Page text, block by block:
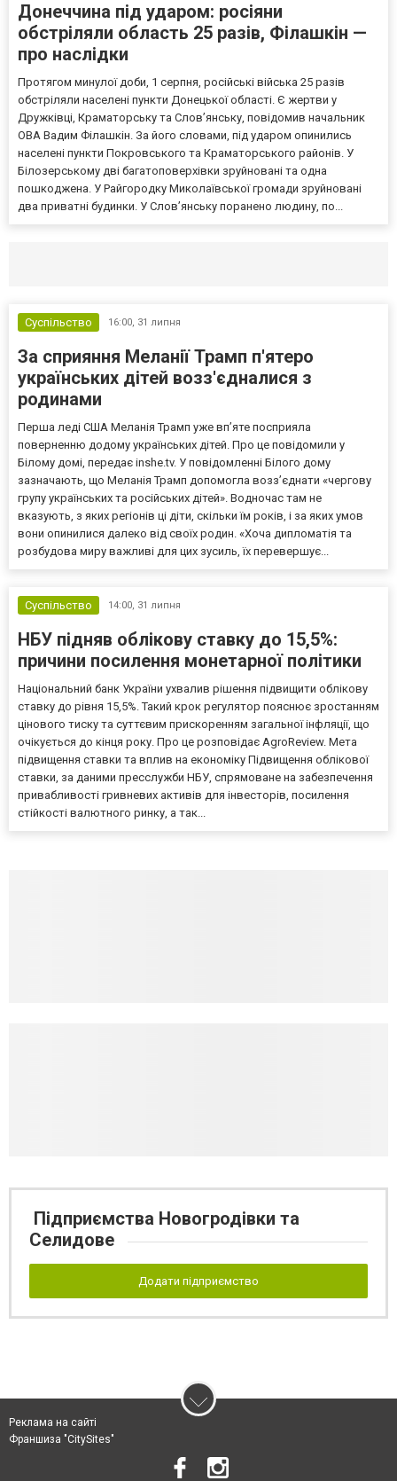
Донеччина під ударом: росіяни
обстріляли область 25 разів, Філашкін —
про наслідки
Протягом минулої доби, 1 серпня, російські війська 25 разів
обстріляли населені пункти Донецької області. Є жертви у
Дружківці, Краматорську та Слов’янську, повідомив начальник
ОВА Вадим Філашкін. За його словами, під ударом опинились
населені пункти Покровського та Краматорського районів. У
Білозерському дві багатоповерхівки зруйновані та одна
пошкоджена. У Райгородку Миколаївської громади зруйновані
два приватні будинки. У Слов’янську поранено людину, по...
Суспільство 16:00, 31 липня
За сприяння Меланії Трамп п'ятеро
українських дітей возз'єдналися з
родинами
Перша леді США Меланія Трамп уже впʼяте посприяла
поверненню додому українських дітей. Про це повідомили у
Білому домі, передає inshe.tv. У повідомленні Білого дому
зазначають, що Меланія Трамп допомогла возз’єднати «чергову
групу українських та російських дітей». Водночас там не
вказують, з яких регіонів ці діти, скільки їм років, і за яких умов
вони опинилися далеко від своїх родин. «Хоча дипломатія та
розбудова миру важливі для цих зусиль, їх перевершує...
Суспільство 14:00, 31 липня
НБУ підняв облікову ставку до 15,5%:
причини посилення монетарної політики
Національний банк України ухвалив рішення підвищити облікову
ставку до рівня 15,5%. Такий крок регулятор пояснює зростанням
цінового тиску та суттєвим прискоренням загальної інфляції, що
очікується до кінця року. Про це розповідає AgroReview. Мета
підвищення ставки та вплив на економіку Підвищення облікової
ставки, за даними пресслужби НБУ, спрямоване на забезпечення
привабливості гривневих активів для інвесторів, посилення
стійкості валютного ринку, а так...
Підприємства Новогродівки та
Селидове
Додати підприємство
Реклама на сайті
Франшиза "CitySites"